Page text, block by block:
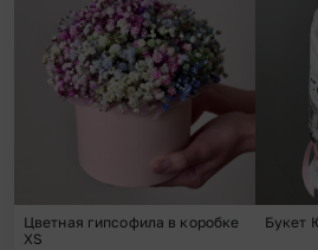
Добавить
Цветная гипсофила в коробке
XS
Букет